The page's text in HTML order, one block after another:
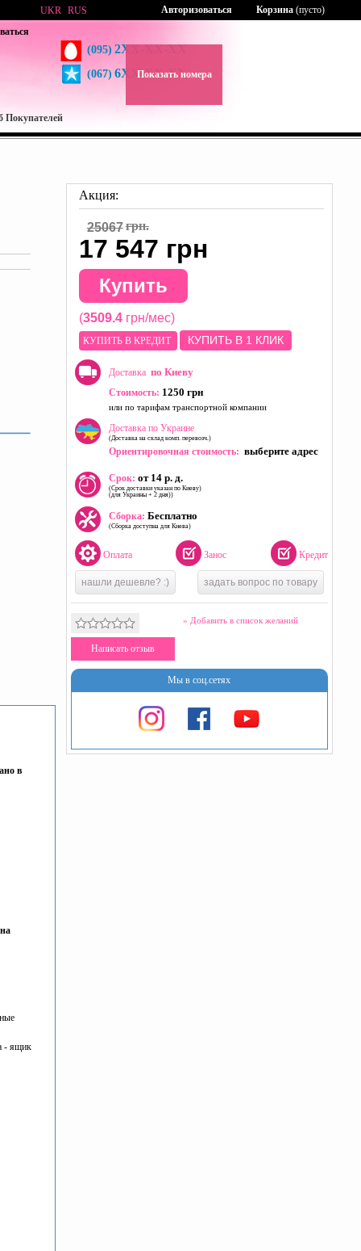
(095) 2XX-XX-XX
(067) 6XX-XX-XX
Показать номера
UKR RUS Корзина (пусто)
Авторизоваться
Покупателей
в
- ящик
Акция:
25067грн.
17 547 грн
Купить
(3509.4грн/мес)
КУПИТЬ В КРЕДИТ КУПИТЬ В 1 КЛИК
Доставка по Киеву
Стоимость: 1250 грн
или по тарифам транспортной компании
Доставка по Украине
(Доставка на склад комп. перевозч.)
Ориентировочная стоимость: выберите адрес
Срок: от 14 р. д.
(Срок доставки указан по Киеву)
(для Украины + 2 дня))
Сборка: Бесплатно
(Сборка доступна для Киева)
Оплата Занос Кредит
нашли дешевле? :) задать вопрос по товару
» Добавить в список желаний
Написать отзыв
Мы в соц.сетях